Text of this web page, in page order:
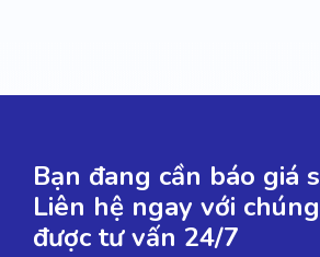
Bạn đang cần báo giá
Liên hệ ngay với
được tư vấn 24/7